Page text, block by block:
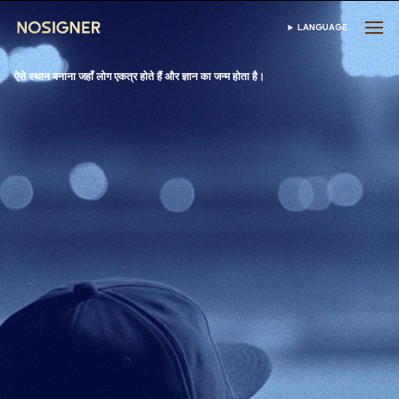
होम भाषा चुनें
LANGUAGE
ऐसे स्थान बनाना जहाँ लोग एकत्र होते हैं और ज्ञान का जन्म होता है।